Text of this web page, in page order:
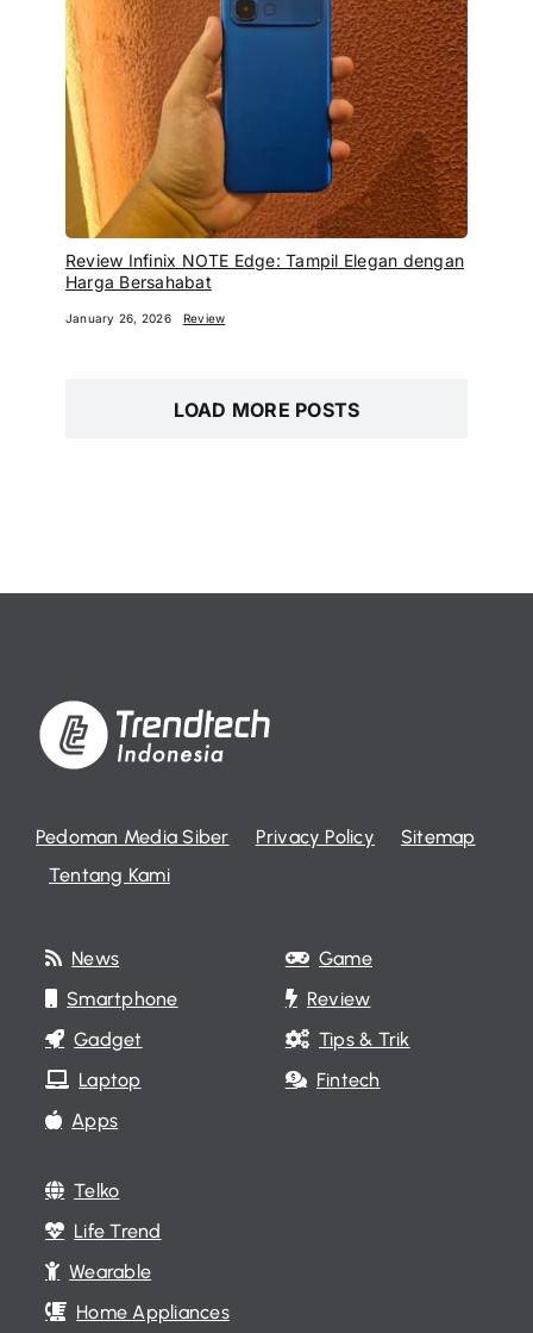
Review Infinix NOTE Edge: Tampil Elegan dengan
Harga Bersahabat
January 26, 2026 Review
LOAD MORE POSTS
Pedoman Media Siber Privacy Policy
Sitemap
Tentang Kami
News
Smartphone
Gadget
Laptop
Apps
Game
Review
Tips & Trik
Fintech
Telko
Life Trend
Wearable
Home Appliances